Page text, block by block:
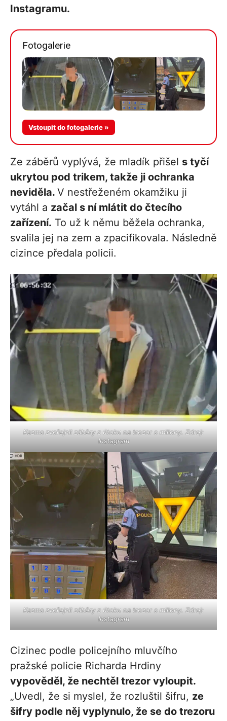
Instagramu.
Fotogalerie
Vstoupit do fotogalerie »
Ze záběrů vyplývá, že mladík přišel s tyčí
ukrytou pod trikem, takže ji ochranka
neviděla. V nestřeženém okamžiku ji
vytáhl a začal s ní mlátit do čtecího
zařízení. To už k němu běžela ochranka,
svalila jej na zem a zpacifikovala. Následně
cizince předala policii.
Kazma zveřejnil záběry z útoku na trezor s miliony. Zdroj:
Instagram
Kazma zveřejnil záběry z útoku na trezor s miliony. Zdroj:
Instagram
Cizinec podle policejního mluvčího
pražské policie Richarda Hrdiny
vypověděl, že nechtěl trezor vyloupit.
„Uvedl, že si myslel, že rozluštil šifru, ze
šifry podle něj vyplynulo, že se do trezoru